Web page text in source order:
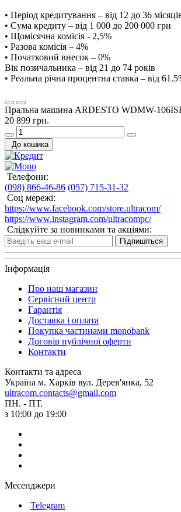
• Період кредитування – від 12 до 36
• Сума кредиту – від 1 000 до 200 000 грн
• Щомісячна комісія - 2,5%
• Разова комісія – 4%
• Початковий внесок – 0%
Вік позичальника – від 21 до 74 років
• Реальна річна процентна ставка – від
Пральна машина ARDESTO WDMW-
20 899 грн.
До кошика
Телефони:
(098) 866-46-86 (057) 715-31-32
Соц мережі:
https://www.facebook.com/store.ultracom/
https://www.instagram.com/ultracompc/
Слідкуйте за новинками та акціями:
Підпишіться
Інформація
Про наш магазин
Сервісний центр
Гарантія
Доставка і оплата
Покупка частинами monobank
Договір публічної оферти
Контакти
Контакти та адреса
Україна м. Харків вул. Дерев'янка, 52
ultracom.contacts@gmail.com
ПН. - ПТ.
з 10:00 до 19:00
Месенджери
Telegram